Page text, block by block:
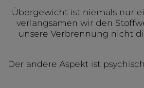
Übergewicht ist niemals nur
verlangsamen wir den
unsere Verbrennung nicht
Der andere Aspekt ist